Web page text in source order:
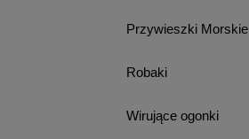
Przywieszki Morskie
Robaki
Wirujące ogonki